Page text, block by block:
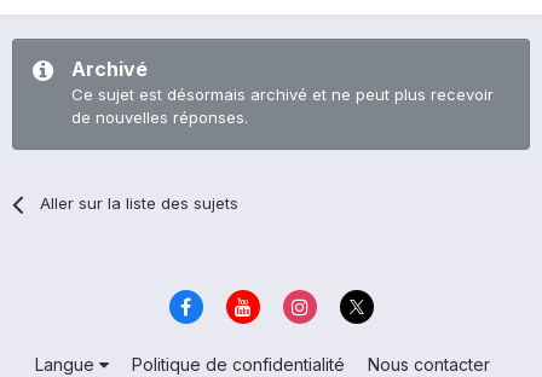
Archivé
Ce sujet est désormais archivé et ne peut plus recevoir
de nouvelles réponses.
Aller sur la liste des sujets
Langue Politique de confidentialité Nous contacter